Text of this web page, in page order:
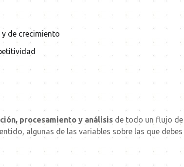
de crecimiento
procesamiento y análisis de todo un flujo
algunas de las variables sobre las que